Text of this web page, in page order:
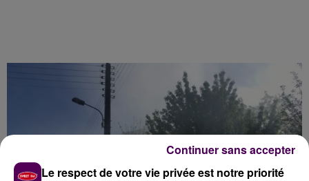
Le respect de votre vie privée est notre priorité
Continuer sans accepter